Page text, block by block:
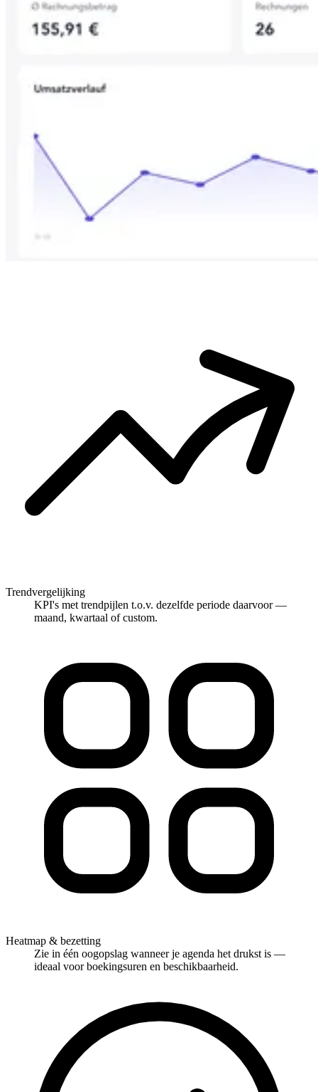
Trendvergelijking
KPI's met trendpijlen t.o.v. dezelfde periode daarvoor —
maand, kwartaal of custom.
Heatmap & bezetting
Zie in één oogopslag wanneer je agenda het drukst is —
ideaal voor boekingsuren en beschikbaarheid.